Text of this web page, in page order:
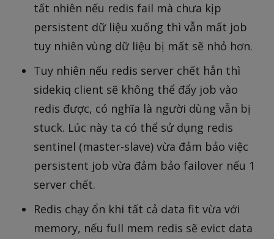
tất nhiên nếu redis fail mà chưa kịp
persistent dữ liệu xuống thì vẫn mất job
tuy nhiên vùng dữ liệu bị mất sẽ nhỏ hơn.
Tuy nhiên nếu redis server chết hẳn thì
sidekiq client sẽ không thể đẩy job vào
redis được, có nghĩa là người dùng vẫn bị
stuck. Lúc này ta có thể sử dụng redis
sentinel (master-slave) vừa đảm bảo việc
persistent job vừa đảm bảo failover nếu 1
server chết.
Redis chạy ổn khi tất cả data fit vừa với
memory, nếu full mem redis sẽ evict data